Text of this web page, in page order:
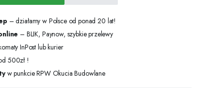
– działamy w Polsce od ponad 20 lat!
– BLIK, Paynow, szybkie przelewy
InPost lub kurier
500zł !
w punkcie RPW Okucia Budowlane